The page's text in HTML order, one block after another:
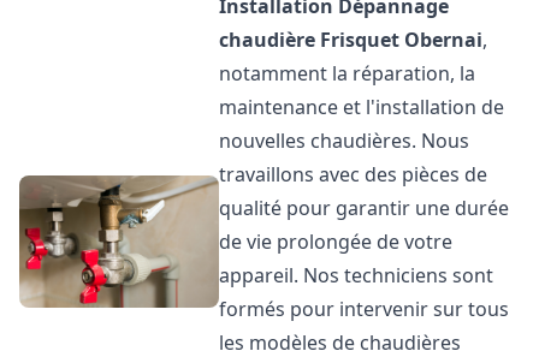
Installation Dépannage
chaudière Frisquet Obernai,
notamment la réparation, la
maintenance et l'installation de
nouvelles chaudières. Nous
travaillons avec des pièces de
qualité pour garantir une durée
de vie prolongée de votre
appareil. Nos techniciens sont
formés pour intervenir sur tous
les modèles de chaudières